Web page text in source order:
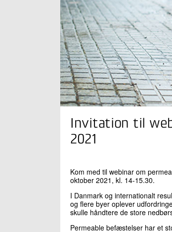
Invitation til
2021
Kom med til webinar om
oktober 2021, kl. 14-15.30.
I Danmark og internationalt
og flere byer oplever
skulle håndtere de store
Permeable befæstelser har et